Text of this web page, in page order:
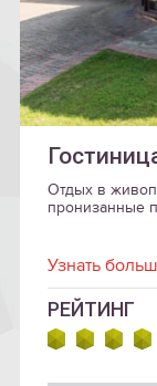
Отдых в
пронизанные
Узнать
РЕЙТИНГ